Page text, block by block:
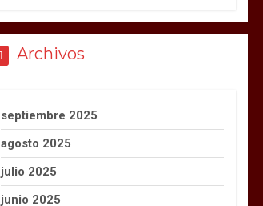
Archivos
septiembre 2025
agosto 2025
julio 2025
junio 2025